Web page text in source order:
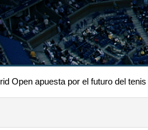
Open apuesta por el futuro del tenis